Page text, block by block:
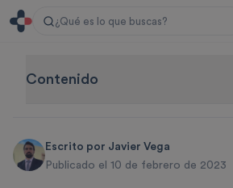
¿Qué es lo que buscas?
Contenido
Escrito por Javier Vega
Publicado el 10 de febrero de 2023